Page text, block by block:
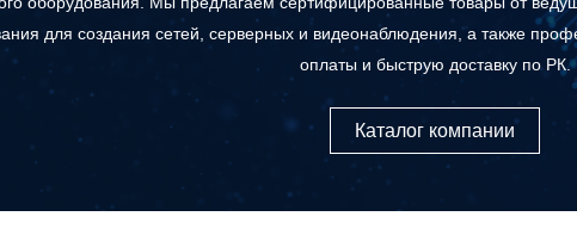
для создания сетей, серверных и видеонаблюдения, а также
оплаты и быструю доставку по РК.
Каталог компании